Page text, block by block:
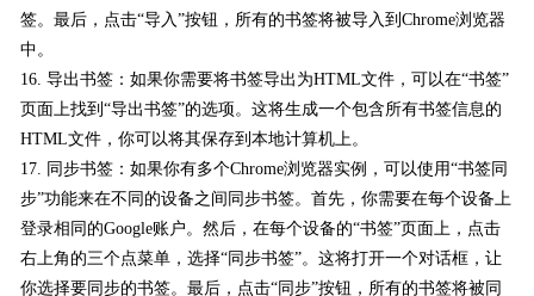
签。最后，点击“导入”按钮，所有的书签将被导入到Chrome浏览器
中。
16. 导出书签：如果你需要将书签导出为HTML文件，可以在“书签”
页面上找到“导出书签”的选项。这将生成一个包含所有书签信息的
HTML文件，你可以将其保存到本地计算机上。
17. 同步书签：如果你有多个Chrome浏览器实例，可以使用“书签同
步”功能来在不同的设备之间同步书签。首先，你需要在每个设备上
登录相同的Google账户。然后，在每个设备的“书签”页面上，点击
右上角的三个点菜单，选择“同步书签”。这将打开一个对话框，让
你选择要同步的书签。最后，点击“同步”按钮，所有的书签将被同